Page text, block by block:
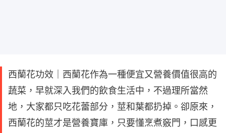
西蘭花功效｜西蘭花作為一種便宜又營養價值很高的
蔬菜，早就深入我們的飲食生活中，不過理所當然
地，大家都只吃花蕾部分，莖和葉都扔掉。卻原來，
西蘭花的莖才是營養寶庫，只要懂烹煮竅門，口感更